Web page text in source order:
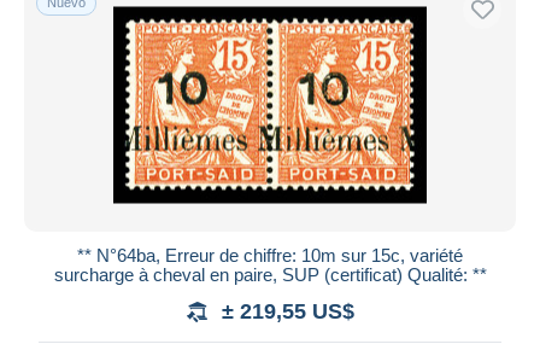
** N°64ba, Erreur de chiffre: 10m sur 15c, variété
surcharge à cheval en paire, SUP (certificat) Qualité: **
± 219,55 US$